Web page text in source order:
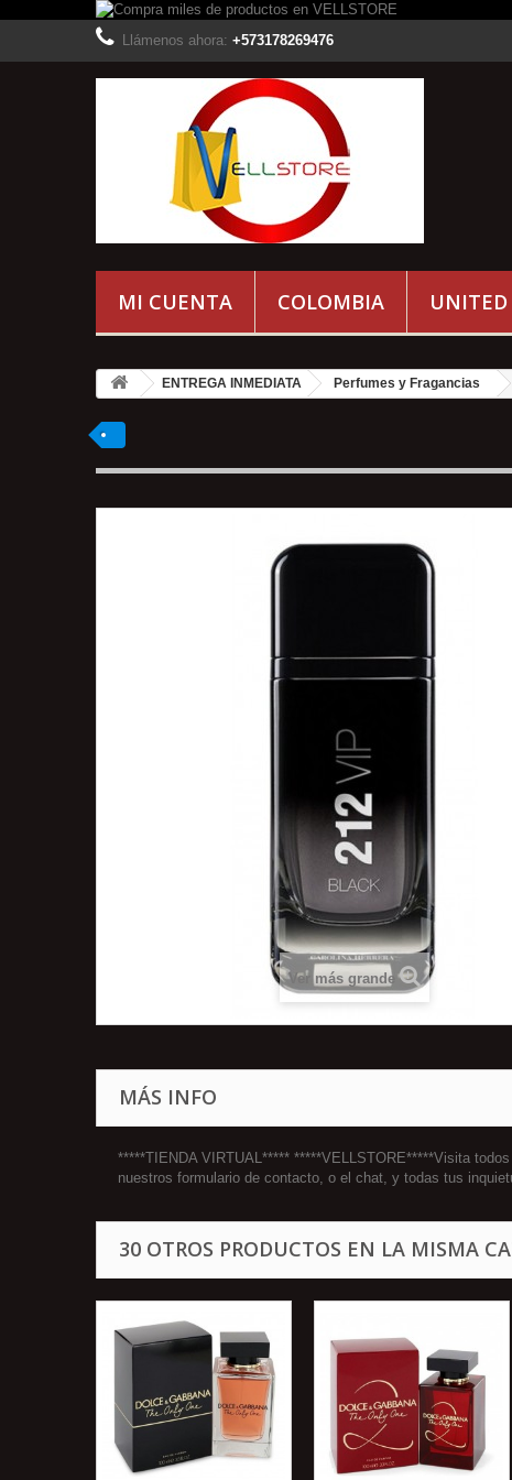
Llámenos ahora: +573178269476
MI CUENTA COLOMBIA UNITED
ENTREGA INMEDIATA Perfumes y Fragancias
Ver más grande
MÁS INFO
*****TIENDA VIRTUAL***** *****VELLSTORE*****Visita
nuestros formulario de contacto, o el chat, y todas tus
30 OTROS PRODUCTOS EN LA MISMA